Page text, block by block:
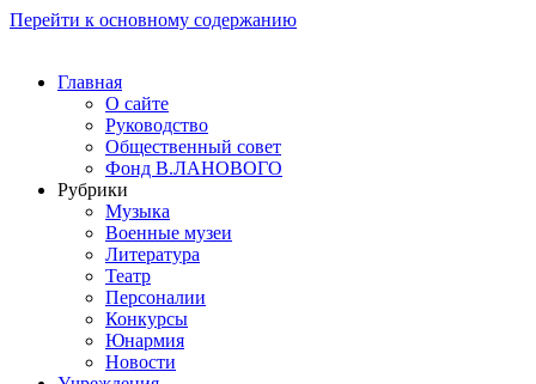
Перейти к основному содержанию
Главная
О сайте
Руководство
Общественный совет
Фонд В.ЛАНОВОГО
Рубрики
Музыка
Военные музеи
Литература
Театр
Персоналии
Конкурсы
Юнармия
Новости